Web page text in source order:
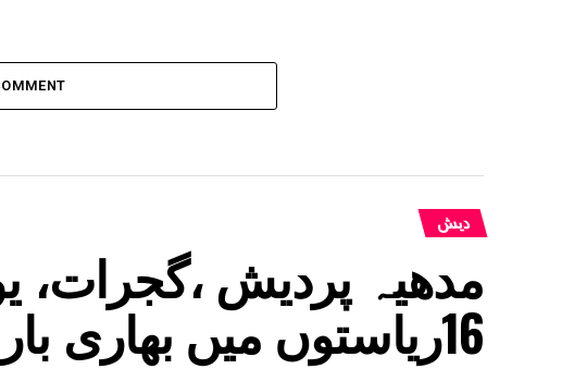
دیش
مدھیہ پردیش ،گجرات،
16ریاستوں میں بھاری بارش